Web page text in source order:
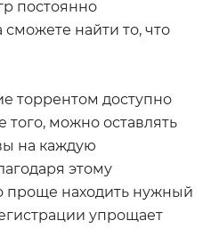
постоянно
сможете найти то, что
торрентом доступно
того, можно оставлять
на каждую
этому
проще находить нужный
упрощает